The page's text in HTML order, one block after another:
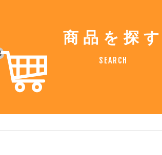
住まい・暮らし
・健康
ト・季節
イド トップ
商品一覧
ザイン商品注文方法
方へ トップ
いて
声
商品を探す
SEARCH